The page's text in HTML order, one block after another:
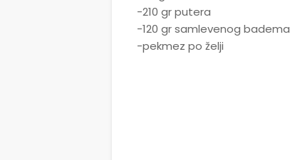
-210 gr putera
-120 gr samlevenog badema
-pekmez po želji